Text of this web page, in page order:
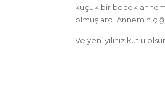
küçük bir böcek
olmuşlardı.Annemin
Ve yeni yılınız kutlu